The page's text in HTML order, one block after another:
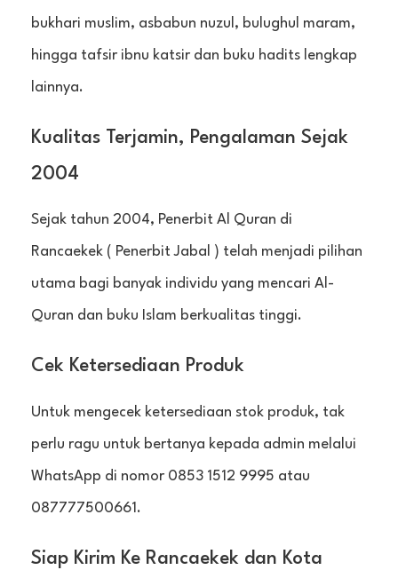
bukhari muslim, asbabun nuzul, bulughul maram,
hingga tafsir ibnu katsir dan buku hadits lengkap
lainnya.
Kualitas Terjamin, Pengalaman Sejak
2004
Sejak tahun 2004, Penerbit Al Quran di
Rancaekek ( Penerbit Jabal ) telah menjadi pilihan
utama bagi banyak individu yang mencari Al-
Quran dan buku Islam berkualitas tinggi.
Cek Ketersediaan Produk
Untuk mengecek ketersediaan stok produk, tak
perlu ragu untuk bertanya kepada admin melalui
WhatsApp di nomor 0853 1512 9995 atau
087777500661.
Siap Kirim Ke Rancaekek dan Kota